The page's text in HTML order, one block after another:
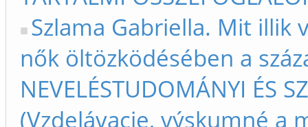
Szlama Gabriella. Mit illik
nők öltözködésében a
NEVELÉSTUDOMÁNYI ÉS
(Vzdelávacie, výskumné a